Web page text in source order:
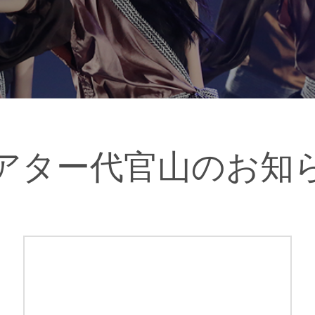
ター代官山のお知